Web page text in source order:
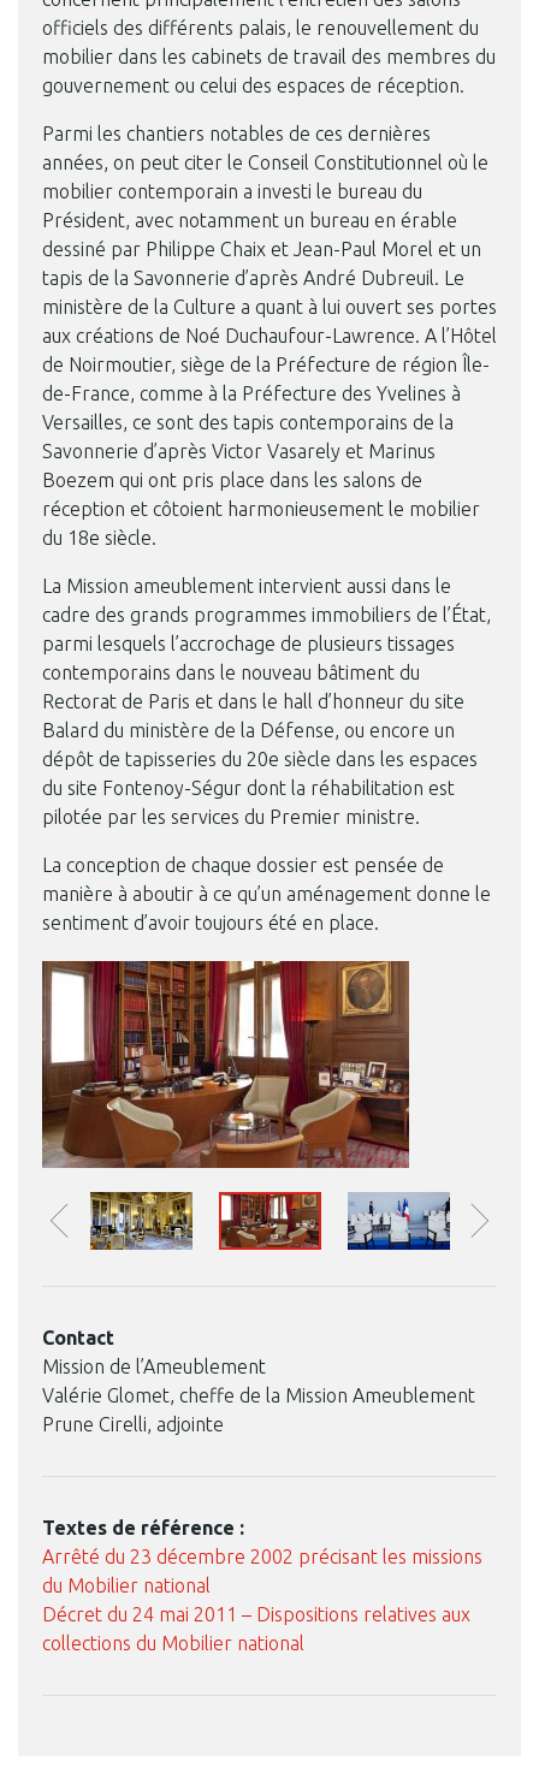
officiels des différents palais, le renouvellement du
mobilier dans les cabinets de travail des membres du
gouvernement ou celui des espaces de réception.
Parmi les chantiers notables de ces dernières
années, on peut citer le Conseil Constitutionnel où le
mobilier contemporain a investi le bureau du
Président, avec notamment un bureau en érable
dessiné par Philippe Chaix et Jean-Paul Morel et un
tapis de la Savonnerie d’après André Dubreuil. Le
ministère de la Culture a quant à lui ouvert ses portes
aux créations de Noé Duchaufour-Lawrence. A l’Hôtel
de Noirmoutier, siège de la Préfecture de région Île-
de-France, comme à la Préfecture des Yvelines à
Versailles, ce sont des tapis contemporains de la
Savonnerie d’après Victor Vasarely et Marinus
Boezem qui ont pris place dans les salons de
réception et côtoient harmonieusement le mobilier
du 18e siècle.
La Mission ameublement intervient aussi dans le
cadre des grands programmes immobiliers de l’État,
parmi lesquels l’accrochage de plusieurs tissages
contemporains dans le nouveau bâtiment du
Rectorat de Paris et dans le hall d’honneur du site
Balard du ministère de la Défense, ou encore un
dépôt de tapisseries du 20e siècle dans les espaces
du site Fontenoy-Ségur dont la réhabilitation est
pilotée par les services du Premier ministre.
La conception de chaque dossier est pensée de
manière à aboutir à ce qu’un aménagement donne le
sentiment d’avoir toujours été en place.
Contact
Mission de l’Ameublement
Valérie Glomet, cheffe de la Mission Ameublement
Prune Cirelli, adjointe
Textes de référence :
Arrêté du 23 décembre 2002 précisant les missions
du Mobilier national
Décret du 24 mai 2011 – Dispositions relatives aux
collections du Mobilier national